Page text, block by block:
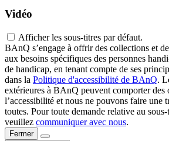
Vidéo
Afficher les sous-titres par défaut.
BAnQ s’engage à offrir des collections et
aux besoins spécifiques des personnes
de handicap, en tenant compte de ses
dans la Politique d'accessibilité de BAnQ.
extérieures à BAnQ peuvent comporter des
l’accessibilité et nous ne pouvons faire une
toutes. Pour toute demande relative au
veuillez communiquer avec nous.
Fermer